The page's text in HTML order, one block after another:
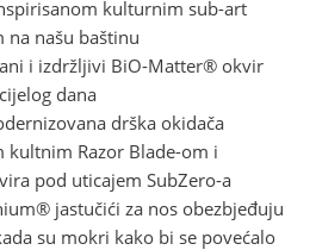
kulturnim sub-art
na našu baštinu
i izdržljivi BiO-Matter® okvir
dana
drška okidača
kultnim Razor Blade-om i
pod uticajem SubZero-a
jastučići za nos obezbjeđuju
su mokri kako bi se povećalo